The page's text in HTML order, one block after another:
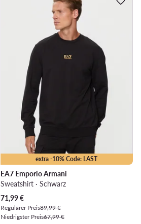
extra -10% Code: LAST
EA7 Emporio Armani
Sweatshirt · Schwarz
Aktueller Preis
71,99€
Regulärer Preis89,99 €
Niedrigster Preis67,99 €